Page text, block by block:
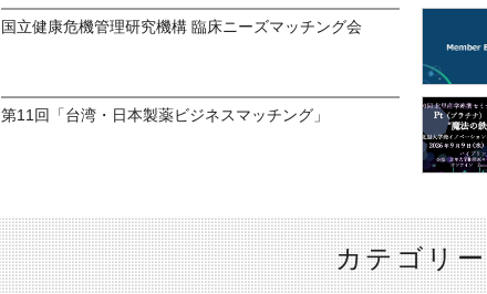
国立健康危機管理研究機構 臨床ニーズマッチング会
第11回「台湾・日本製薬ビジネスマッチング」
カテゴリー